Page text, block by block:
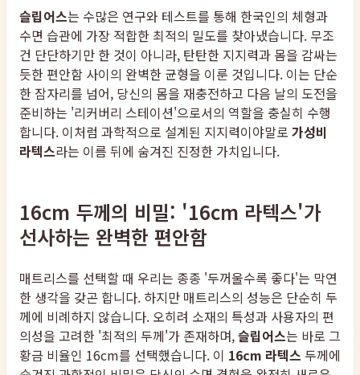
슬립어스는 수많은 연구와 테스트를 통해 한국인의 체형과
수면 습관에 가장 적합한 최적의 밀도를 찾아냈습니다. 무조
건 단단하기만 한 것이 아니라, 탄탄한 지지력과 몸을 감싸는
듯한 편안함 사이의 완벽한 균형을 이룬 것입니다. 이는 단순
한 잠자리를 넘어, 당신의 몸을 재충전하고 다음 날의 도전을
준비하는 '리커버리 스테이션'으로서의 역할을 충실히 수행
합니다. 이처럼 과학적으로 설계된 지지력이야말로 가성비
라텍스라는 이름 뒤에 숨겨진 진정한 가치입니다.
16cm 두께의 비밀: '16cm 라텍스'가
선사하는 완벽한 편안함
매트리스를 선택할 때 우리는 종종 '두꺼울수록 좋다'는 막연
한 생각을 갖곤 합니다. 하지만 매트리스의 성능은 단순히 두
께에 비례하지 않습니다. 오히려 소재의 특성과 사용자의 편
의성을 고려한 '최적의 두께'가 존재하며,슬립어스는 바로 그
황금 비율인 16cm를 선택했습니다. 이 16cm 라텍스 두께에